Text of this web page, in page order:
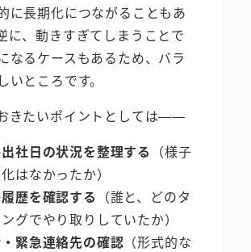
に長期化につながることもあ
に、動きすぎてしまうことで
なるケースもあるため、バラ
いところです。
きたいポイントとしては——
社日の状況を整理する （様子
はなかったか）
歴を確認する （誰と、どのタ
グでやり取りしていたか）
緊急連絡先の確認 （形式的な